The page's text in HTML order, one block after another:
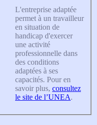
L'entreprise adaptée
permet à un travailleur
en situation de
handicap d'exercer
une activité
professionnelle dans
des conditions
adaptées à ses
capacités. Pour en
savoir plus, consultez
le site de l’UNEA.